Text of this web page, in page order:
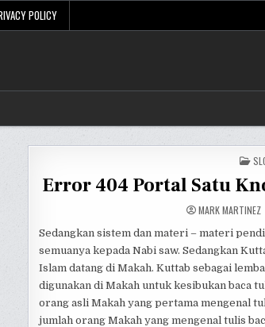
POLICY
IN
Error 404 Portal Satu
MARK MARTINEZ
Sedangkan sistem dan materi – materi
semuanya kepada Nabi saw. Sedangkan
Islam datang di Makah. Kuttab sebagai
digunakan di Makah untuk kesibukan baca
orang asli Makah yang pertama mengenal
jumlah orang Makah yang mengenal tulis